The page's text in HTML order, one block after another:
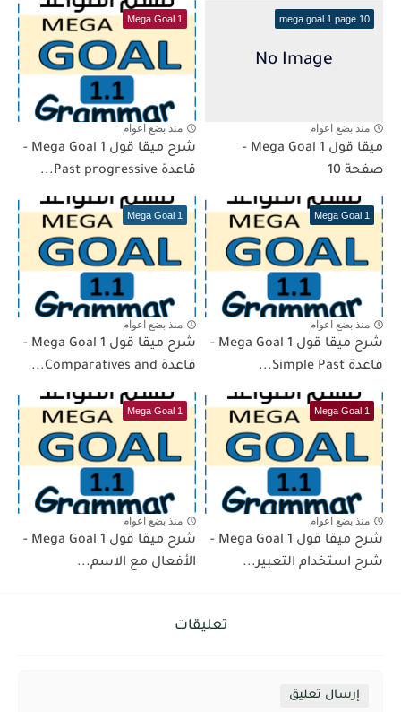
mega goal 1 page 10
منذ بضع اعوام
ميقا قول 1 Mega Goal -
صفحة 10
Mega Goal 1
منذ بضع اعوام
شرح ميقا قول 1 Mega Goal -
قاعدة Past progressive...
Mega Goal 1
منذ بضع اعوام
شرح ميقا قول 1 Mega Goal -
قاعدة Simple Past...
Mega Goal 1
منذ بضع اعوام
شرح ميقا قول 1 Mega Goal -
قاعدة Comparatives and...
Mega Goal 1
منذ بضع اعوام
شرح ميقا قول 1 Mega Goal -
شرح استخدام التعبير...
Mega Goal 1
منذ بضع اعوام
شرح ميقا قول 1 Mega Goal -
الأفعال مع الاسم...
تعليقات
إرسال تعليق